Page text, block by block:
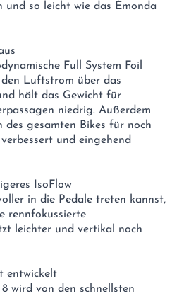
und so leicht wie das Émonda
Full System Foil
Luftstrom über das
hält das Gewicht für
niedrig. Außerdem
gesamten Bikes für noch
und eingehend
IsoFlow
in die Pedale treten kannst,
rennfokussierte
leichter und vertikal noch
entwickelt
wird von den schnellsten